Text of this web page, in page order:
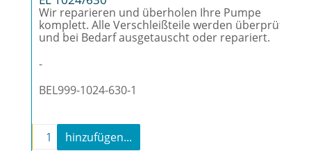
Wir reparieren und überholen Ihre Pumpe
komplett. Alle Verschleißteile werden überprüft
und bei Bedarf ausgetauscht oder repariert.
-
BEL999-1024-630-1
Reparatur oder komplette Wartung
+
hinzufügen...